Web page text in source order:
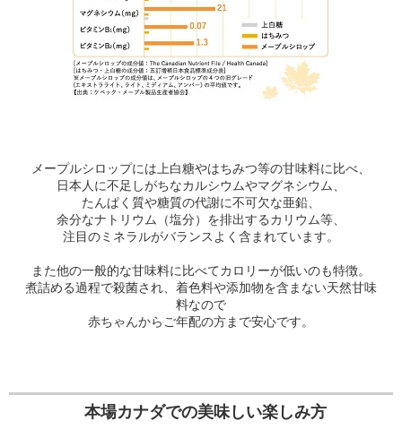
メープルシロップには上白糖やはちみつ等の甘味料に比べ、
日本人に不足しがちなカルシウムやマグネシウム、
たんぱく質や糖質の代謝に不可欠な亜鉛、
余分なナトリウム（塩分）を排出するカリウム等、
注目のミネラルがバランスよく含まれています。
また他の一般的な甘味料に比べてカロリーが低いのも特徴。
煮詰める過程で殺菌され、着色料や添加物を含まない天然甘味
料なので
赤ちゃんからご年配の方まで安心です。
本場カナダでの美味しい楽しみ方